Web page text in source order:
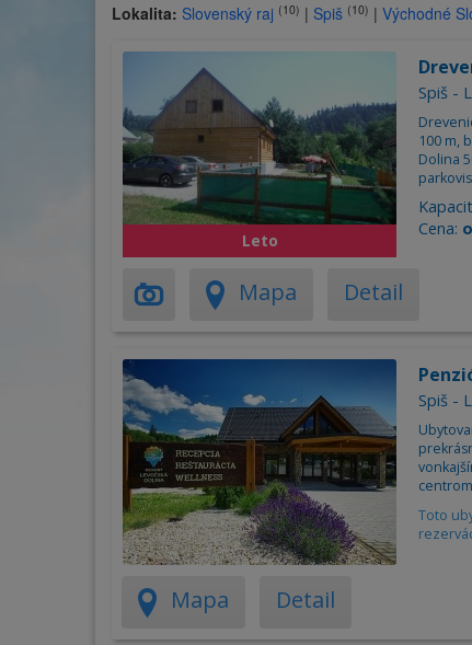
Lokalita: Slovenský raj (10) | Spiš (10) | Východné
Leto
Spiš -
100 m,
Dolina
Cena:
Mapa Detail
Spiš -
Toto
Mapa Detail